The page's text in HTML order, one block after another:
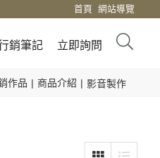
首頁 網站導覽
銷筆記 立即詢問
作品 商品介紹 影音製作